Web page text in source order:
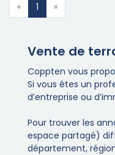
« 1 »
Vente de
Coppten vous
Si vous êtes un
d’entreprise ou
Pour trouver les
espace partagé)
département,